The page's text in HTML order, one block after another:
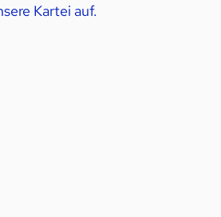
Kartei auf.